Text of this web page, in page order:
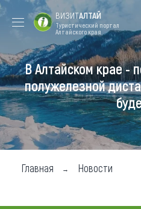
Форум VISIT
ALTAI
Цветение
маральника
Туры
Где побывать
Чем заняться
ВИЗИТАЛТАЙ
Туристический портал
Алтайского края
В Алтайском крае -
полужелезной
Главная Новости